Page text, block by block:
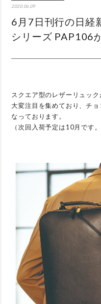
2020.06.09
6月7日刊行の日経
シリーズ PAP106
スクエア型のレザーリュッ
大変注目を集めており、チ
なっております。
（次回入荷予定は10月です。